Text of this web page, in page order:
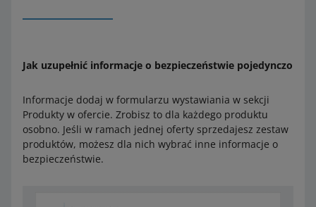
Jak uzupełnić informacje o bezpieczeństwie pojedynczo
Informacje dodaj w formularzu wystawiania w sekcji
Produkty w ofercie. Zrobisz to dla każdego produktu
osobno. Jeśli w ramach jednej oferty sprzedajesz zestaw
produktów, możesz dla nich wybrać inne informacje o
bezpieczeństwie.